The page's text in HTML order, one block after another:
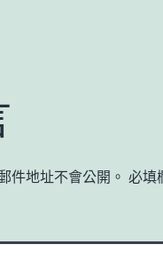
件地址不會公開。 必填